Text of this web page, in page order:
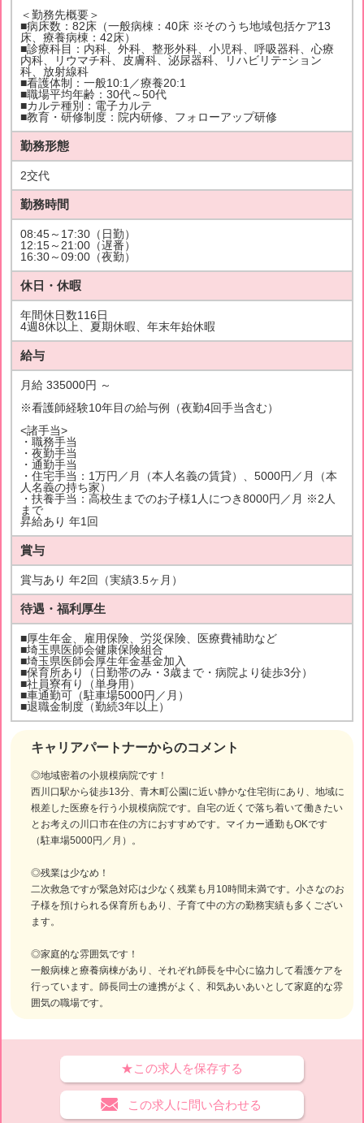
キャリアパートナーからのコメント
◎地域密着の小規模病院です！
西川口駅から徒歩13分、青木町公園に近い静かな住宅街にあり、地域に
根差した医療を行う小規模病院です。自宅の近くで落ち着いて働きたい
とお考えの川口市在住の方におすすめです。マイカー通勤もOKです
（駐車場5000円／月）。
◎残業は少なめ！
二次救急ですが緊急対応は少なく残業も月10時間未満です。小さなのお
子様を預けられる保育所もあり、子育て中の方の勤務実績も多くござい
ます。
◎家庭的な雰囲気です！
一般病棟と療養病棟があり、それぞれ師長を中心に協力して看護ケアを
行っています。師長同士の連携がよく、和気あいあいとして家庭的な雰
囲気の職場です。
＜勤務先概要＞
■病床数：82床（一般病棟：40床 ※そのうち地域包括ケア13
床、療養病棟：42床）
■診療科目：内科、外科、整形外科、小児科、呼吸器科、心療
内科、リウマチ科、皮膚科、泌尿器科、リハビリテｰション
科、放射線科
■看護体制：一般10:1／療養20:1
■職場平均年齢：30代～50代
■カルテ種別：電子カルテ
■教育・研修制度：院内研修、フォローアップ研修
勤務形態
2交代
勤務時間
08:45～17:30（日勤）
12:15～21:00（遅番）
16:30～09:00（夜勤）
休日・休暇
年間休日数116日
4週8休以上、夏期休暇、年末年始休暇
給与
月給 335000円 ～
※看護師経験10年目の給与例（夜勤4回手当含む）
<諸手当>
・職務手当
・夜勤手当
・通勤手当
・住宅手当：1万円／月（本人名義の賃貸）、5000円／月（本
人名義の持ち家）
・扶養手当：高校生までのお子様1人につき8000円／月 ※2人
まで
昇給あり 年1回
賞与
賞与あり 年2回（実績3.5ヶ月）
待遇・福利厚生
■厚生年金、雇用保険、労災保険、医療費補助など
■埼玉県医師会健康保険組合
■埼玉県医師会厚生年金基金加入
■保育所あり（日勤帯のみ・3歳まで・病院より徒歩3分）
■社員寮有り（単身用）
■車通勤可（駐車場5000円／月）
■退職金制度（勤続3年以上）
★この求人を保存する
この求人に問い合わせる